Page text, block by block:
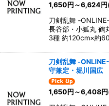
1,650円 ～6,624円
刀剣乱舞 -
長谷部・小狐丸 鶴
3種 約120cm×約
刀剣乱舞 -
守兼定・堀川国広
1,650円 ～6,408円